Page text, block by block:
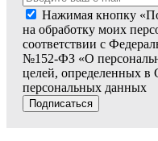
Нажимая кнопку
на обработку моих
соответствии с
№152-ФЗ «О
целей, определенных в
персональных данных
Подписаться